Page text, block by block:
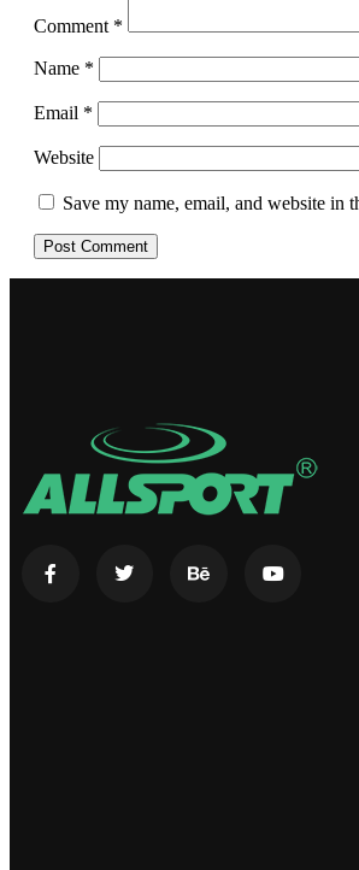
Comment *
Name *
Email *
Website
Save my name, email, and website in